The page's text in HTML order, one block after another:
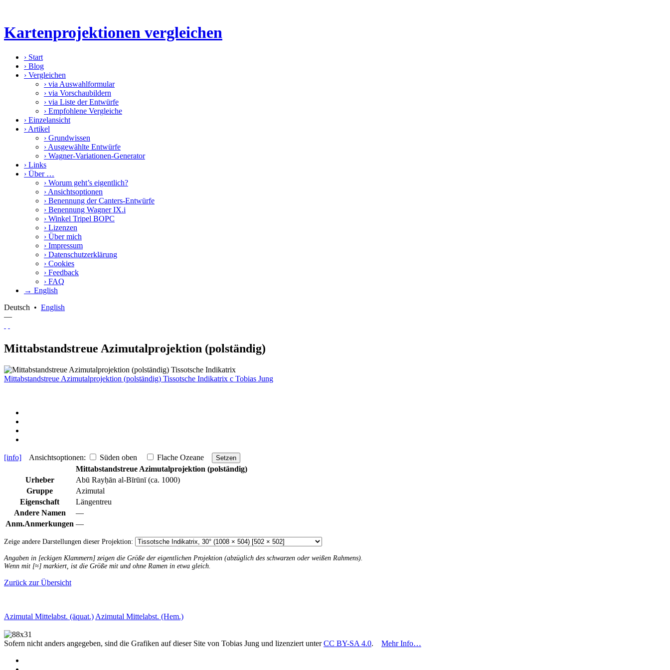
Kartenprojektionen vergleichen
› Start
› Blog
› Vergleichen
› via Auswahlformular
› via Vorschaubildern
› via Liste der Entwürfe
› Empfohlene Vergleiche
› Einzelansicht
› Artikel
› Grundwissen
› Ausgewählte Entwürfe
› Wagner-Variationen-Generator
› Links
› Über …
› Worum geht’s eigentlich?
› Ansichtsoptionen
› Benennung der Canters-Entwürfe
› Benennung Wagner IX.i
› Winkel Tripel BOPC
› Lizenzen
› Über mich
› Impressum
› Datenschutzerklärung
› Cookies
› Feedback
› FAQ
→ English
Deutsch • English
—
Mittabstandstreue Azimutalprojektion (polständig)
Mittabstandstreue Azimutalprojektion (polständig) Tissotsche Indikatrix c Tobias Jung
[info] Ansichtsoptionen: Süden oben Flache Ozeane Setzen
Mittabstandstreue Azimutalprojektion (polständig)
Urheber
Abū Rayḥān al-Bīrūnī (ca. 1000)
Gruppe
Azimutal
Eigenschaft
Längentreu
Andere Namen
—
Anm.Anmerkungen —
Zeige andere Darstellungen dieser Projektion:
Angaben in [eckigen Klammern] zeigen die Größe der eigentlichen Projektion (abzüglich des schwarzen oder weißen Rahmens).
Wenn mit [≈] markiert, ist die Größe mit und ohne Ramen in etwa gleich.
Zurück zur Übersicht
Azimutal Mittelabst. (äquat.) Azimutal Mittelabst. (Hem.)
Sofern nicht anders angegeben, sind die Grafiken auf dieser Site von Tobias Jung und lizenziert unterCC BY-SA 4.0. Mehr Info…